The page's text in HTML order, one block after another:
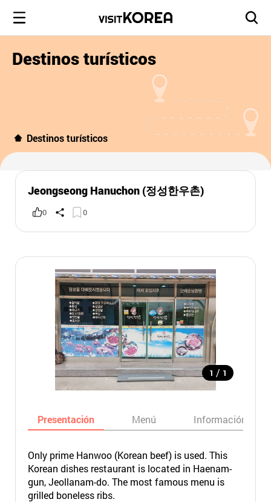
Destinos turísticos
Destinos turísticos
Jeongseong Hanuchon (정성한우촌)
0 0
1 / 1
Presentación Menú Información
Only prime Hanwoo (Korean beef) is used. This
Korean dishes restaurant is located in Haenam-
gun, Jeollanam-do. The most famous menu is
grilled boneless ribs.